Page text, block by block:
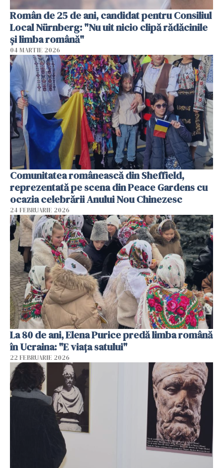
Român de 25 de ani, candidat pentru Consiliul
Local Nürnberg: "Nu uit nicio clipă rădăcinile
și limba română"
04 MARTIE 2026
Comunitatea românească din Sheffield,
reprezentată pe scena din Peace Gardens cu
ocazia celebrării Anului Nou Chinezesc
24 FEBRUARIE 2026
La 80 de ani, Elena Purice predă limba română
în Ucraina: "E viața satului"
22 FEBRUARIE 2026